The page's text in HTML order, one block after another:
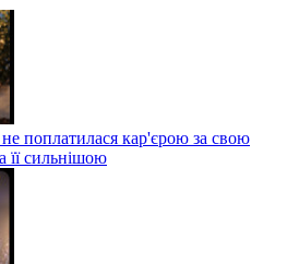
поплатилася кар'єрою за свою
її сильнішою